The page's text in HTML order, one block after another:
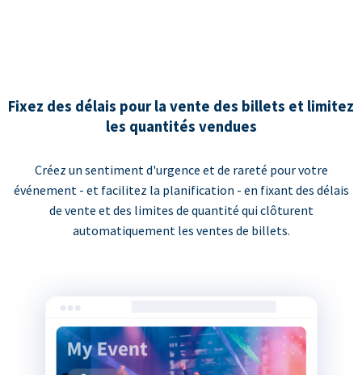
Fixez des délais pour la vente des billets et limitez
les quantités vendues
Créez un sentiment d'urgence et de rareté pour votre
événement - et facilitez la planification - en fixant des délais
de vente et des limites de quantité qui clôturent
automatiquement les ventes de billets.